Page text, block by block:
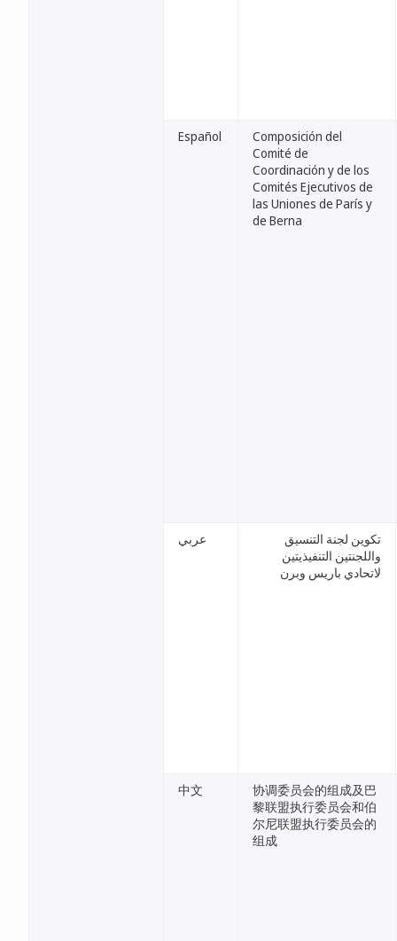
Español
Composición del
Comité de
Coordinación y de los
Comités Ejecutivos de
las Uniones de París y
de Berna
عربي
تكوين لجنة التنسيق
واللجنتين التنفيذيتين
لاتحادي باريس وبرن
中文
协调委员会的组成及巴
黎联盟执行委员会和伯
尔尼联盟执行委员会的
组成